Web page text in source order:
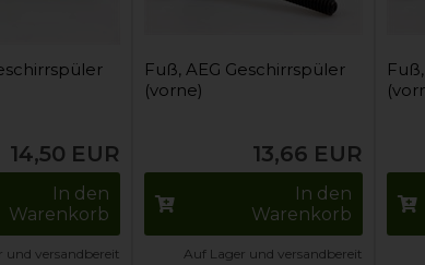
14,50 EUR
In den
Warenkorb
und versandbereit
Fuß, AEG Geschirrspüler
(vorne)
13,66 EUR
In den
Warenkorb
Auf Lager und versandbereit